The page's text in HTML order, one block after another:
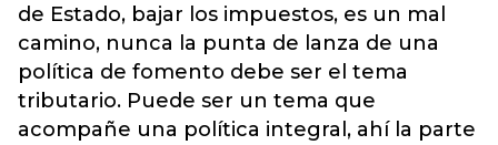
de Estado, bajar los impuestos, es un mal
camino, nunca la punta de lanza de una
política de fomento debe ser el tema
tributario. Puede ser un tema que
acompañe una política integral, ahí la parte